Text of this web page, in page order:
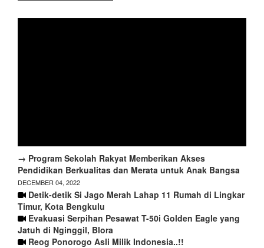
→ Program Sekolah Rakyat Memberikan Akses
Pendidikan Berkualitas dan Merata untuk Anak Bangsa
DECEMBER 04, 2022
Detik-detik Si Jago Merah Lahap 11 Rumah di Lingkar
Timur, Kota Bengkulu
Evakuasi Serpihan Pesawat T-50i Golden Eagle yang
Jatuh di Nginggil, Blora
Reog Ponorogo Asli Milik Indonesia..!!